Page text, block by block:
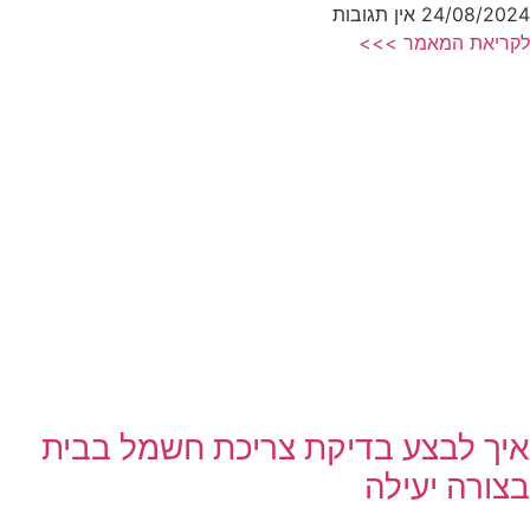
24/08/2024 אין תגובות
לקריאת המאמר >>>
איך לבצע בדיקת צריכת חשמל בבית
בצורה יעילה